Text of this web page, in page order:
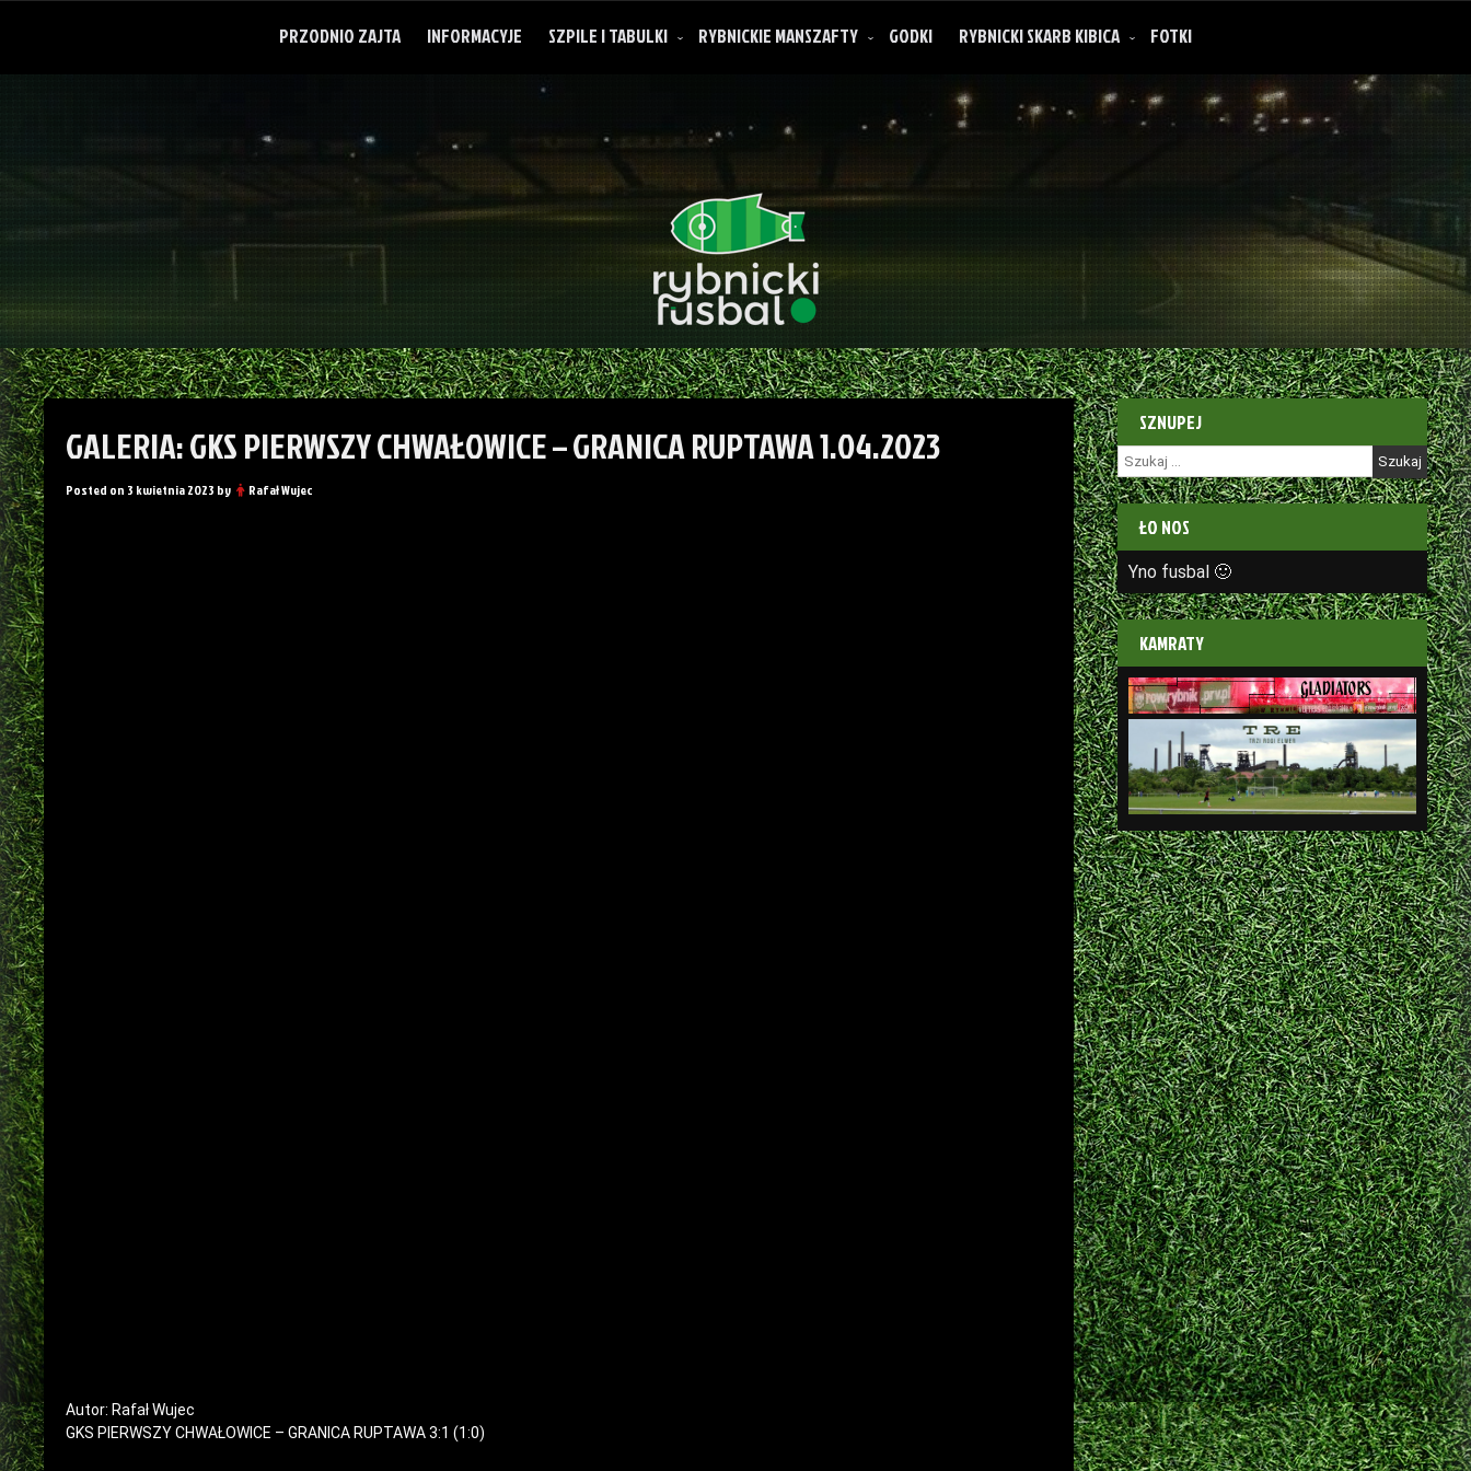
PRZODNIO ZAJTA INFORMACYJE SZPILE I TABULKI RYBNICKIE MANSZAFTY GODKI RYBNICKI SKARB KIBICA FOTKI
O rybnickich manszaftach
GALERIA: GKS PIERWSZY CHWAŁOWICE – GRANICA RUPTAWA 1.04.2023
Posted on 3 kwietnia 2023 by Rafał Wujec
Autor: Rafał Wujec
GKS PIERWSZY CHWAŁOWICE – GRANICA RUPTAWA 3:1 (1:0)
SZNUPEJ
Szukaj:
ŁO NOS
Yno fusbal 🙂
KAMRATY